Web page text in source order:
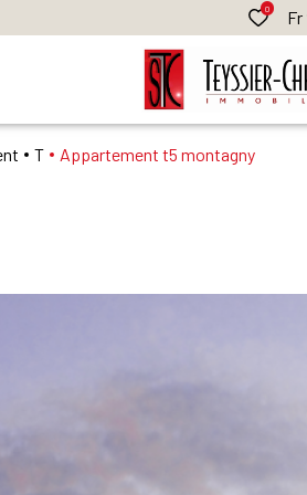
0 Fr
T Appartement t5 montagny